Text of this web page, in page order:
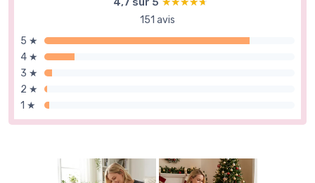
151 avis
5 ★
4 ★
3 ★
2 ★
1 ★